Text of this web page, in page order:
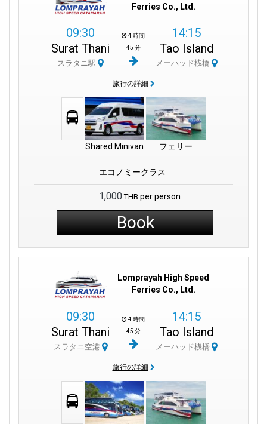
Ferries Co., Ltd.
09:30
Surat Thani
スラタニ駅
4 時間
45 分
14:15
Tao Island
メーハッド桟橋
旅行の詳細
Shared Minivan フェリー
エコノミークラス
1,000 THB per person
Book
Lomprayah High Speed
Ferries Co., Ltd.
09:30
Surat Thani
スラタニ空港
4 時間
45 分
14:15
Tao Island
メーハッド桟橋
旅行の詳細